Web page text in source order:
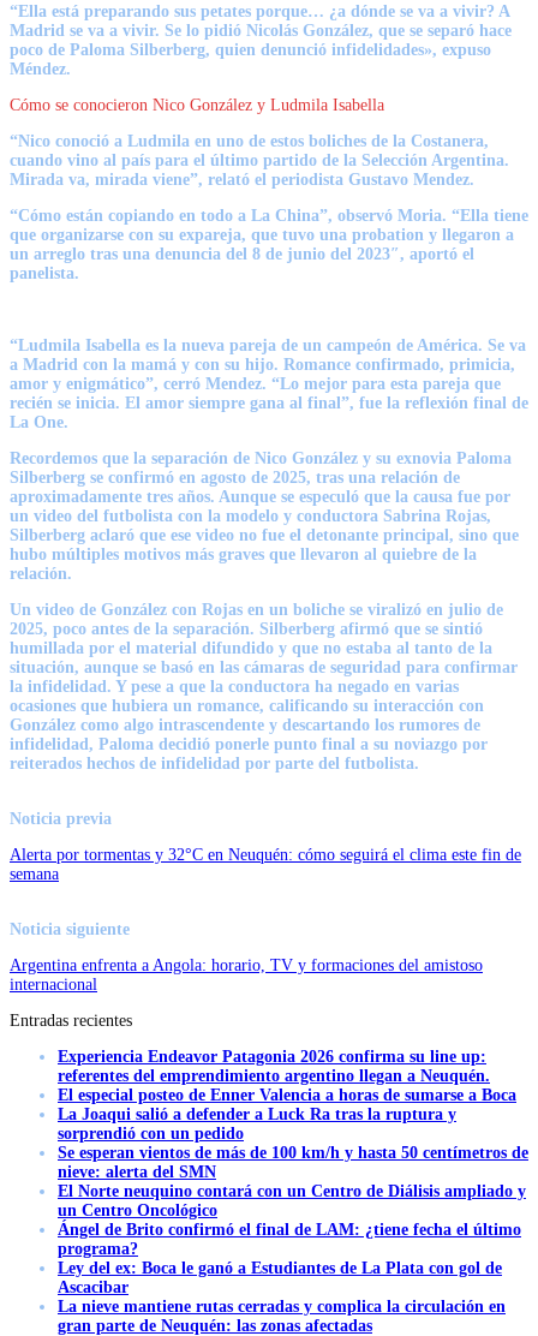
“Ella está preparando sus petates porque… ¿a dónde se va a vivir? A
Madrid se va a vivir. Se lo pidió Nicolás González, que se separó hace
poco de Paloma Silberberg, quien denunció infidelidades», expuso
Méndez.
Cómo se conocieron Nico González y Ludmila Isabella
“Nico conoció a Ludmila en uno de estos boliches de la Costanera,
cuando vino al país para el último partido de la Selección Argentina.
Mirada va, mirada viene”, relató el periodista Gustavo Mendez.
“Cómo están copiando en todo a La China”, observó Moria. “Ella tiene
que organizarse con su expareja, que tuvo una probation y llegaron a
un arreglo tras una denuncia del 8 de junio del 2023″, aportó el
panelista.
“Ludmila Isabella es la nueva pareja de un campeón de América. Se va
a Madrid con la mamá y con su hijo. Romance confirmado, primicia,
amor y enigmático”, cerró Mendez. “Lo mejor para esta pareja que
recién se inicia. El amor siempre gana al final”, fue la reflexión final de
La One.
Recordemos que la separación de Nico González y su exnovia Paloma
Silberberg se confirmó en agosto de 2025, tras una relación de
aproximadamente tres años. Aunque se especuló que la causa fue por
un video del futbolista con la modelo y conductora Sabrina Rojas,
Silberberg aclaró que ese video no fue el detonante principal, sino que
hubo múltiples motivos más graves que llevaron al quiebre de la
relación.
Un video de González con Rojas en un boliche se viralizó en julio de
2025, poco antes de la separación. Silberberg afirmó que se sintió
humillada por el material difundido y que no estaba al tanto de la
situación, aunque se basó en las cámaras de seguridad para confirmar
la infidelidad. Y pese a que la conductora ha negado en varias
ocasiones que hubiera un romance, calificando su interacción con
González como algo intrascendente y descartando los rumores de
infidelidad, Paloma decidió ponerle punto final a su noviazgo por
reiterados hechos de infidelidad por parte del futbolista.
Noticia previa
Alerta por tormentas y 32°C en Neuquén: cómo seguirá el clima este fin de
semana
Noticia siguiente
Argentina enfrenta a Angola: horario, TV y formaciones del amistoso
internacional
Entradas recientes
Experiencia Endeavor Patagonia 2026 confirma su line up:
referentes del emprendimiento argentino llegan a Neuquén.
El especial posteo de Enner Valencia a horas de sumarse a Boca
La Joaqui salió a defender a Luck Ra tras la ruptura y
sorprendió con un pedido
Se esperan vientos de más de 100 km/h y hasta 50 centímetros de
nieve: alerta del SMN
El Norte neuquino contará con un Centro de Diálisis ampliado y
un Centro Oncológico
Ángel de Brito confirmó el final de LAM: ¿tiene fecha el último
programa?
Ley del ex: Boca le ganó a Estudiantes de La Plata con gol de
Ascacibar
La nieve mantiene rutas cerradas y complica la circulación en
gran parte de Neuquén: las zonas afectadas